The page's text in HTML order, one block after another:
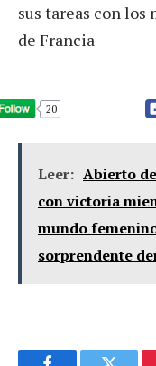
sus tareas con los
de Francia
20
Leer: Abierto
con victoria
mundo
sorprendente